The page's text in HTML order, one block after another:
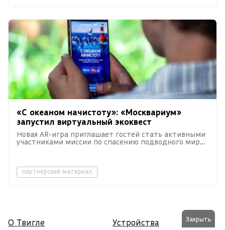
«С океаном начистоту»: «Москвариум»
запустил виртуальный экоквест
Новая AR-игра приглашает гостей стать активными
участниками миссии по спасению подводного мира
партнерский материал
Закрыть
О Твигле Устройства